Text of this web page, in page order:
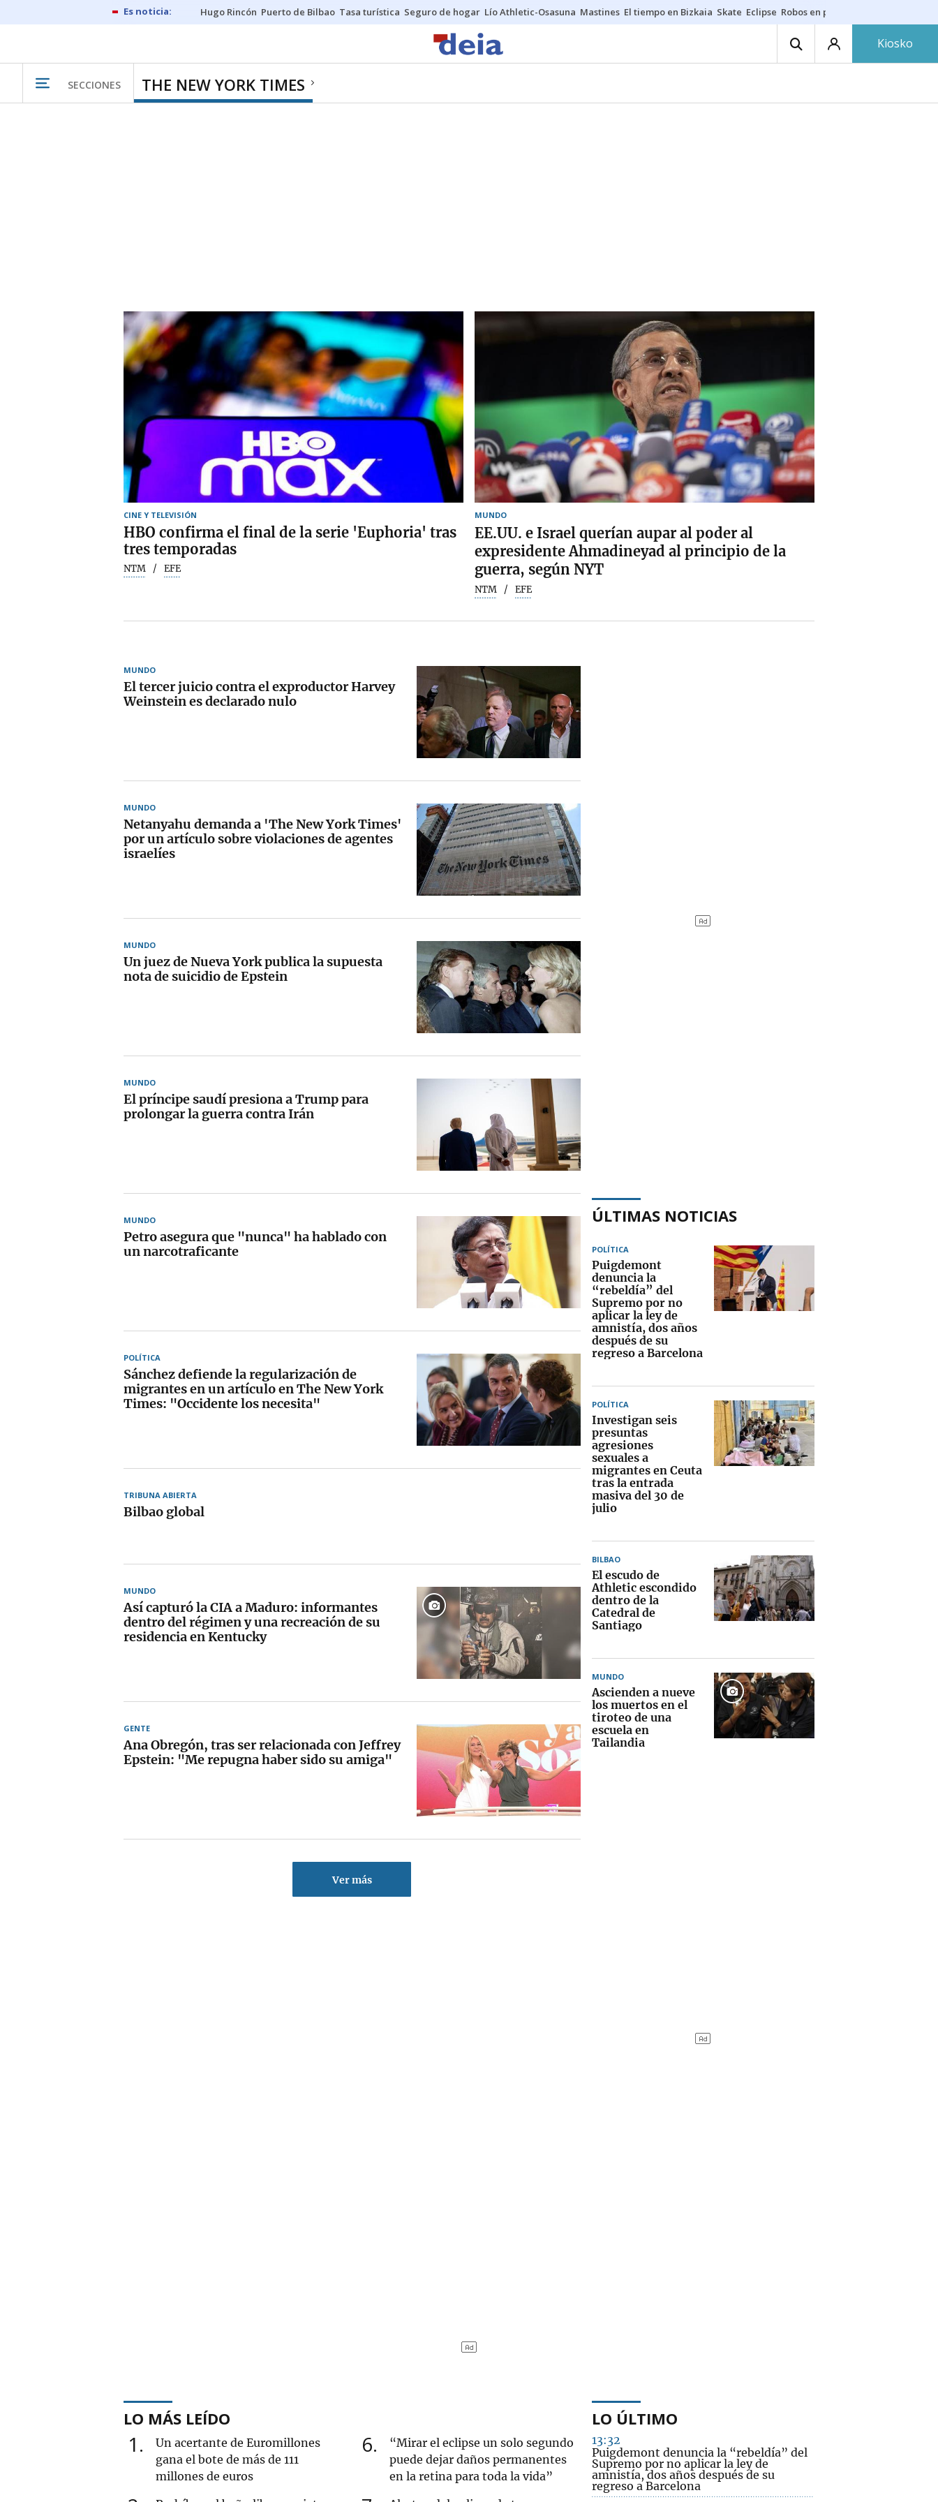
Hugo Rincón Puerto de Bilbao Tasa turística Seguro de hogar Lío Athletic-Osasuna Mastines El tiempo en Bizkaia Skate Eclipse Robos en playas
Kiosko
SECCIONES THE NEW YORK TIMES
CINE Y TELEVISIÓN
HBO confirma el final de la serie 'Euphoria' tras
tres temporadas
NTM EFE
MUNDO
EE.UU. e Israel querían aupar al poder al
expresidente Ahmadineyad al principio de la
guerra, según NYT
NTM EFE
MUNDO
El tercer juicio contra el exproductor Harvey
Weinstein es declarado nulo
MUNDO
Netanyahu demanda a 'The New York Times'
por un artículo sobre violaciones de agentes
israelíes
MUNDO
Un juez de Nueva York publica la supuesta
nota de suicidio de Epstein
MUNDO
El príncipe saudí presiona a Trump para
prolongar la guerra contra Irán
MUNDO
Petro asegura que "nunca" ha hablado con
un narcotraficante
POLÍTICA
Sánchez defiende la regularización de
migrantes en un artículo en The New York
Times: "Occidente los necesita"
TRIBUNA ABIERTA
Bilbao global
MUNDO
Así capturó la CIA a Maduro: informantes
dentro del régimen y una recreación de su
residencia en Kentucky
GENTE
Ana Obregón, tras ser relacionada con Jeffrey
Epstein: "Me repugna haber sido su amiga"
Ver más
ÚLTIMAS NOTICIAS
POLÍTICA
Puigdemont
denuncia la
“rebeldía” del
Supremo por no
aplicar la ley de
amnistía, dos años
después de su
regreso a Barcelona
POLÍTICA
Investigan seis
presuntas
agresiones
sexuales a
migrantes en Ceuta
tras la entrada
masiva del 30 de
julio
BILBAO
El escudo de
Athletic escondido
dentro de la
Catedral de
Santiago
MUNDO
Ascienden a nueve
los muertos en el
tiroteo de una
escuela en
Tailandia
LO MÁS LEÍDO
1
Un acertante de Euromillones
gana el bote de más de 111
millones de euros
6
“Mirar el eclipse un solo segundo
puede dejar daños permanentes
en la retina para toda la vida”
LO ÚLTIMO
13:32
Puigdemont denuncia la “rebeldía” del
Supremo por no aplicar la ley de
amnistía, dos años después de su
regreso a Barcelona